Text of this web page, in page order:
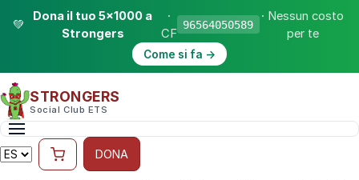
💚
Dona il tuo 5×1000 a
Strongers
·
CF
96564050589
· Nessun costo
per te
Come si fa →
STRONGERS
Social Club ETS
DONA